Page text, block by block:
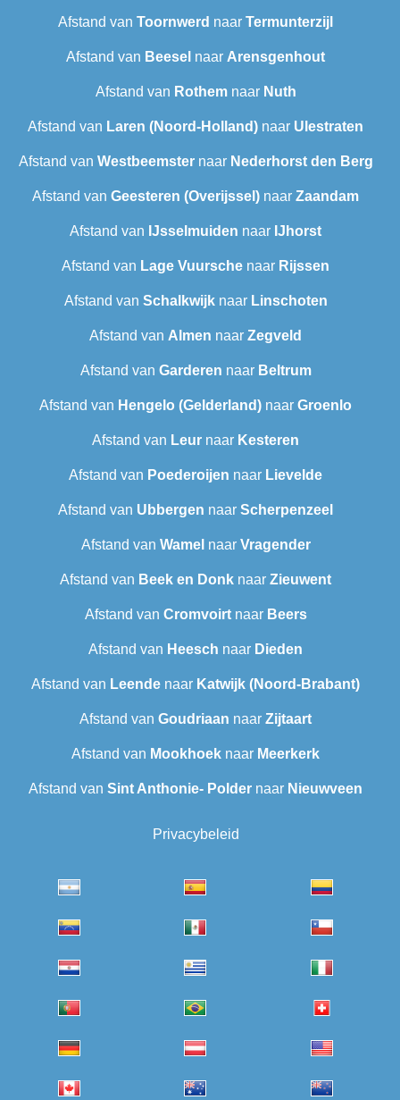
Afstand van Toornwerd naar Termunterzijl
Afstand van Beesel naar Arensgenhout
Afstand van Rothemnaar Nuth
Afstand van Laren (Noord-Holland) naar Ulestraten
Afstand van Westbeemsternaar Nederhorst den Berg
Afstand van Geesteren (Overijssel) naar Zaandam
Afstand van IJsselmuiden naar IJhorst
Afstand van Lage Vuursche naar Rijssen
Afstand van Schalkwijknaar Linschoten
Afstand van Almen naar Zegveld
Afstand van Garderen naar Beltrum
Afstand van Hengelo (Gelderland) naar Groenlo
Afstand van Leur naar Kesteren
Afstand van Poederoijen naar Lievelde
Afstand van Ubbergen naar Scherpenzeel
Afstand van Wamel naar Vragender
Afstand van Beek en Donk naar Zieuwent
Afstand van Cromvoirtnaar Beers
Afstand van Heesch naar Dieden
Afstand van Leende naar Katwijk (Noord-Brabant)
Afstand van Goudriaan naar Zijtaart
Afstand van Mookhoek naar Meerkerk
Afstand van Sint Anthonie- Polder naar Nieuwveen
Privacybeleid